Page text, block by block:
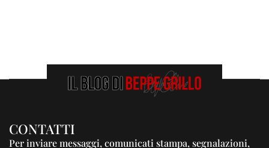
CONTATTI
Per inviare messaggi, comunicati stampa, segnalazioni,